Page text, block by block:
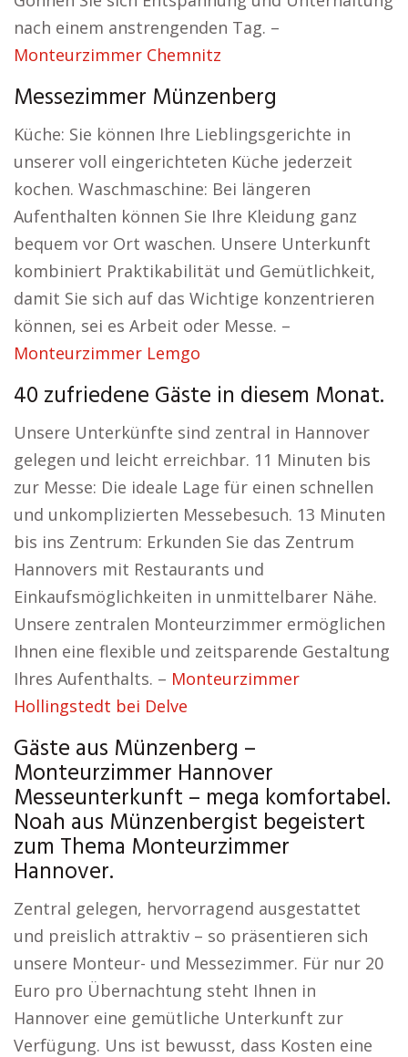
nach einem anstrengenden Tag. –
Monteurzimmer Chemnitz
Messezimmer Münzenberg
Küche: Sie können Ihre Lieblingsgerichte in
unserer voll eingerichteten Küche jederzeit
kochen. Waschmaschine: Bei längeren
Aufenthalten können Sie Ihre Kleidung ganz
bequem vor Ort waschen. Unsere Unterkunft
kombiniert Praktikabilität und Gemütlichkeit,
damit Sie sich auf das Wichtige konzentrieren
können, sei es Arbeit oder Messe. –
Monteurzimmer Lemgo
40 zufriedene Gäste in diesem Monat.
Unsere Unterkünfte sind zentral in Hannover
gelegen und leicht erreichbar. 11 Minuten bis
zur Messe: Die ideale Lage für einen schnellen
und unkomplizierten Messebesuch. 13 Minuten
bis ins Zentrum: Erkunden Sie das Zentrum
Hannovers mit Restaurants und
Einkaufsmöglichkeiten in unmittelbarer Nähe.
Unsere zentralen Monteurzimmer ermöglichen
Ihnen eine flexible und zeitsparende Gestaltung
Ihres Aufenthalts. – Monteurzimmer
Hollingstedt bei Delve
Gäste aus Münzenberg –
Monteurzimmer Hannover
Messeunterkunft – mega komfortabel.
Noah aus Münzenbergist begeistert
zum Thema Monteurzimmer
Hannover.
Zentral gelegen, hervorragend ausgestattet
und preislich attraktiv – so präsentieren sich
unsere Monteur- und Messezimmer. Für nur 20
Euro pro Übernachtung steht Ihnen in
Hannover eine gemütliche Unterkunft zur
Verfügung. Uns ist bewusst, dass Kosten eine